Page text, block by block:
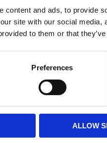
content and ads, to provide
site with our social
to them or that
Preferences
ALLOW
tights från +adrenalina
225 kr / st